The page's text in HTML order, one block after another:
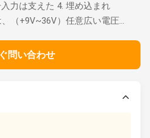
力は支えた 4. 埋め込まれ
（+9V~36V）任意広い電圧...
問い合わせ